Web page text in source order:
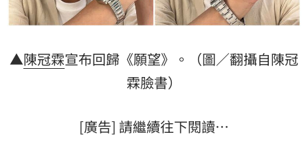
▲陳冠霖宣布回歸《願望》。（圖／翻攝自陳冠
霖臉書）
[廣告] 請繼續往下閱讀…